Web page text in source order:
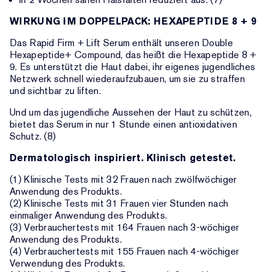
WIRKUNG IM DOPPELPACK: HEXAPEPTIDE 8 + 9
Das Rapid Firm + Lift Serum enthält unseren Double
Hexapeptide+ Compound, das heißt die Hexapeptide 8 +
9. Es unterstützt die Haut dabei, ihr eigenes jugendliches
Netzwerk schnell wiederaufzubauen, um sie zu straffen
und sichtbar zu liften.
Und um das jugendliche Aussehen der Haut zu schützen,
bietet das Serum in nur 1 Stunde einen antioxidativen
Schutz. (8)
Dermatologisch inspiriert. Klinisch getestet.
(1) Klinische Tests mit 32 Frauen nach zwölfwöchiger
Anwendung des Produkts.
(2) Klinische Tests mit 31 Frauen vier Stunden nach
einmaliger Anwendung des Produkts.
(3) Verbrauchertests mit 164 Frauen nach 3-wöchiger
Anwendung des Produkts.
(4) Verbrauchertests mit 155 Frauen nach 4-wöchiger
Verwendung des Produkts.